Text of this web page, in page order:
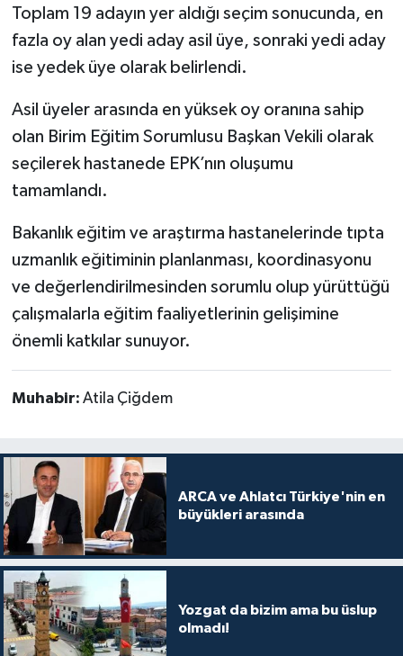
Toplam 19 adayın yer aldığı seçim sonucunda, en
fazla oy alan yedi aday asil üye, sonraki yedi aday
ise yedek üye olarak belirlendi.
Asil üyeler arasında en yüksek oy oranına sahip
olan Birim Eğitim Sorumlusu Başkan Vekili olarak
seçilerek hastanede EPK’nın oluşumu
tamamlandı.
Bakanlık eğitim ve araştırma hastanelerinde tıpta
uzmanlık eğitiminin planlanması, koordinasyonu
ve değerlendirilmesinden sorumlu olup yürüttüğü
çalışmalarla eğitim faaliyetlerinin gelişimine
önemli katkılar sunuyor.
Muhabir: Atila Çiğdem
ARCA ve Ahlatcı Türkiye'nin en
büyükleri arasında
Yozgat da bizim ama bu üslup
olmadı!